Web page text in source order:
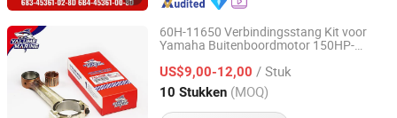
60H-11650 Verbindingsstang Kit voor
Yamaha Buitenboordmotor 150HP-
1 met Lager 93310-32337 93310-836U0
2T MaritiemeOnderdelen
US$9,00-12,00 / Stuk
10 Stukken (MOQ)
Yarwor (Dalian)Marine Equipment Co.,Ltd.
Liaoning, China Sinds 2024